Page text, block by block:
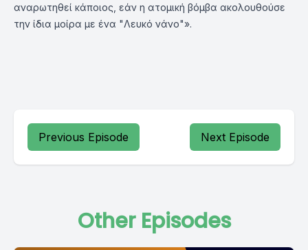
αναρωτηθεί κάποιος, εάν η ατομική βόμβα ακολουθούσε
την ίδια μοίρα με ένα "Λευκό νάνο"».
Previous Episode Next Episode
Other Episodes